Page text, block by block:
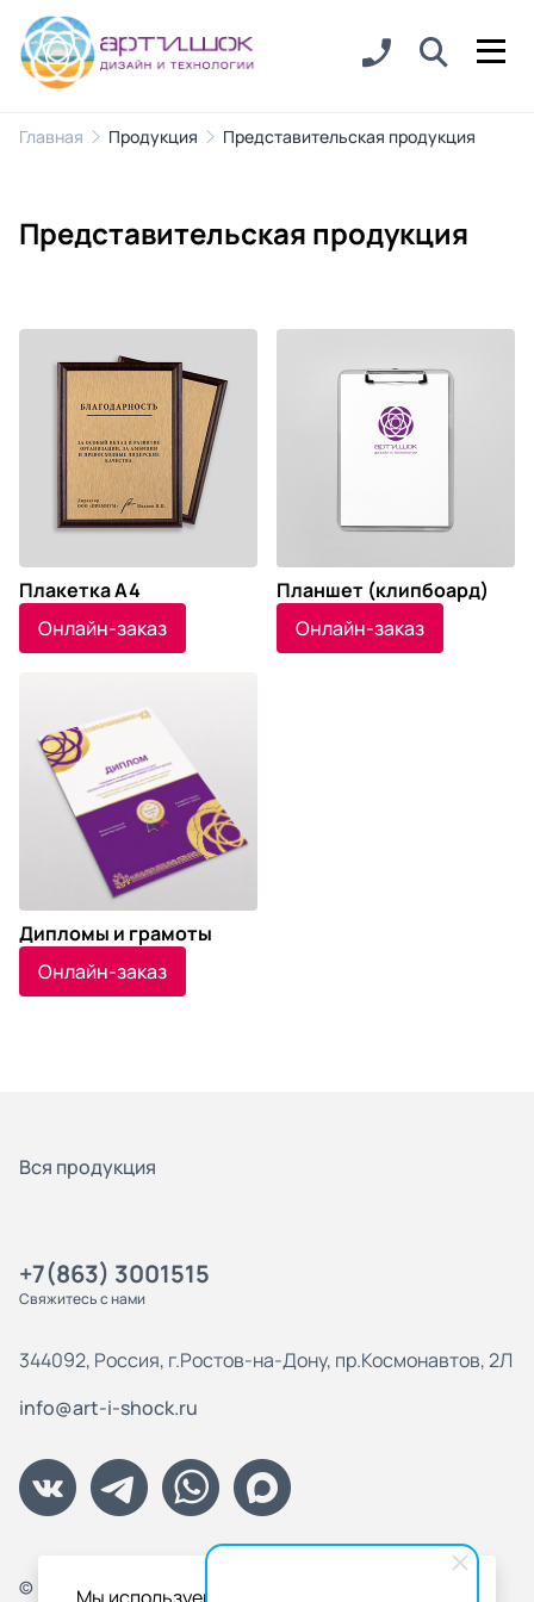
Главная Продукция Представительская продукция
Представительская продукция
Плакетка А4
Онлайн-заказ
Планшет (клипбоард)
Онлайн-заказ
Дипломы и грамоты
Онлайн-заказ
Вся продукция
+7(863) 3001515
Свяжитесь с нами
344092, Россия, г.Ростов-на-Дону, пр.Космонавтов, 2Л
info@art-i-shock.ru
© Цифровая типография "Арт_И_Шок", 2000-2026